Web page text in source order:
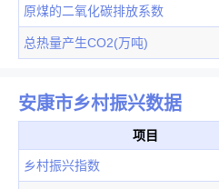
原煤的二氧化碳排放系数
总热量产生CO2(万吨)
安康市乡村振兴数据
项目
乡村振兴指数